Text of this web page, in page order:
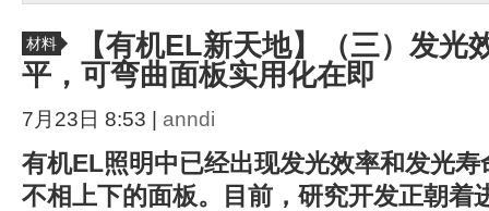
材料
【有机EL新天地】（三）发光
平，可弯曲面板实用化在即
7月23日 8:53 | anndi
有机EL照明中已经出现发光效率和发光
不相上下的面板。目前，研究开发正朝着